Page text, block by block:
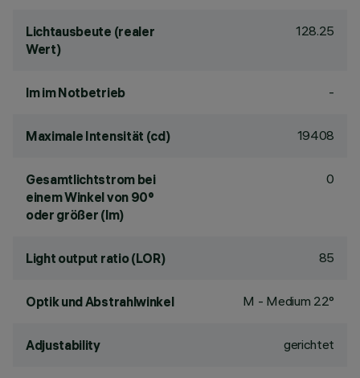
Lichtausbeute (realer
Wert)
128.25
lm im Notbetrieb -
Maximale Intensität (cd) 19408
Gesamtlichtstrom bei
einem Winkel von 90°
oder größer (lm)
0
Light output ratio (LOR) 85
Optik und Abstrahlwinkel M - Medium 22°
Adjustability gerichtet